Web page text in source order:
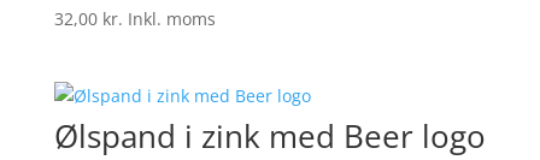
32,00 kr. Inkl. moms
Ølspand i zink med Beer logo